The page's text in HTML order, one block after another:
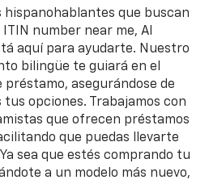
que buscan
number near me, Al
aquí para ayudarte. Nuestro
bilingüe te guiará en el
préstamo, asegurándose de
opciones. Trabajamos con
que ofrecen préstamos
que puedas llevarte
sea que estés comprando tu
a un modelo más nuevo,